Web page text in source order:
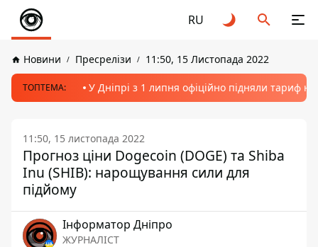
RU
Новини Пресрелізи 11:50, 15 Листопада 2022
ТОПТЕМА: У Дніпрі з 1 липня офіційно підняли тариф
11:50, 15 листопада 2022
Прогноз ціни Dogecoin (DOGE) та Shiba
Inu (SHIB): нарощування сили для
підйому
Інформатор Дніпро
ЖУРНАЛІСТ